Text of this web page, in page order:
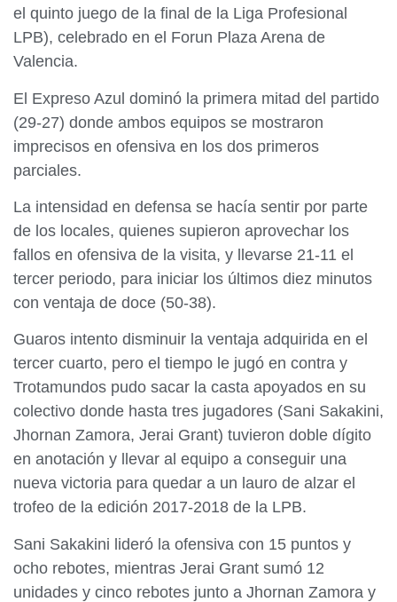
el quinto juego de la final de la Liga Profesional
LPB), celebrado en el Forun Plaza Arena de
Valencia.
El Expreso Azul dominó la primera mitad del partido
(29-27) donde ambos equipos se mostraron
imprecisos en ofensiva en los dos primeros
parciales.
La intensidad en defensa se hacía sentir por parte
de los locales, quienes supieron aprovechar los
fallos en ofensiva de la visita, y llevarse 21-11 el
tercer periodo, para iniciar los últimos diez minutos
con ventaja de doce (50-38).
Guaros intento disminuir la ventaja adquirida en el
tercer cuarto, pero el tiempo le jugó en contra y
Trotamundos pudo sacar la casta apoyados en su
colectivo donde hasta tres jugadores (Sani Sakakini,
Jhornan Zamora, Jerai Grant) tuvieron doble dígito
en anotación y llevar al equipo a conseguir una
nueva victoria para quedar a un lauro de alzar el
trofeo de la edición 2017-2018 de la LPB.
Sani Sakakini lideró la ofensiva con 15 puntos y
ocho rebotes, mientras Jerai Grant sumó 12
unidades y cinco rebotes junto a Jhornan Zamora y